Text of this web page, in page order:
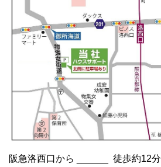
阪急洛西口から ______ 徒歩約12分